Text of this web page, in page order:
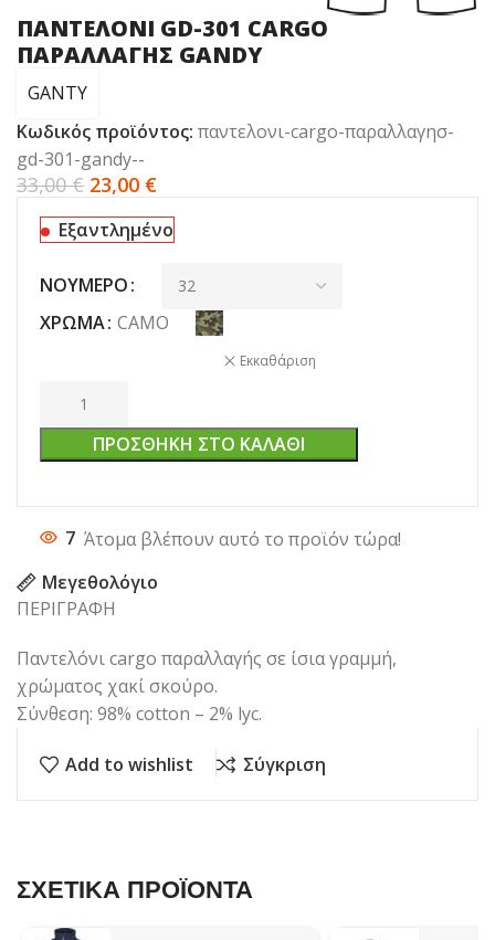
ΠΑΝΤΕΛΟΝΙ GD-301 CARGO
ΠΑΡΑΛΛΑΓΗΣ GANDY
GANTY
Κωδικός προϊόντος: παντελονι-cargo-παραλλαγησ-
gd-301-gandy--
33,00€ 23,00 €
Εξαντλημένο
ΝΟΎΜΕΡΟ
ΧΡΏΜΑ CAMO
Εκκαθάριση
ΠΡΟΣΘΉΚΗ ΣΤΟ ΚΑΛΆΘΙ
7 Άτομα βλέπουν αυτό το προϊόν τώρα!
Μεγεθολόγιο
ΠΕΡΙΓΡΑΦΗ
Παντελόνι cargo παραλλαγής σε ίσια γραμμή,
χρώματος χακί σκούρο.
Σύνθεση: 98% cotton – 2% lyc.
Add to wishlist Σύγκριση
ΣΧΕΤΙΚΑ ΠΡΟΪΟΝΤΑ